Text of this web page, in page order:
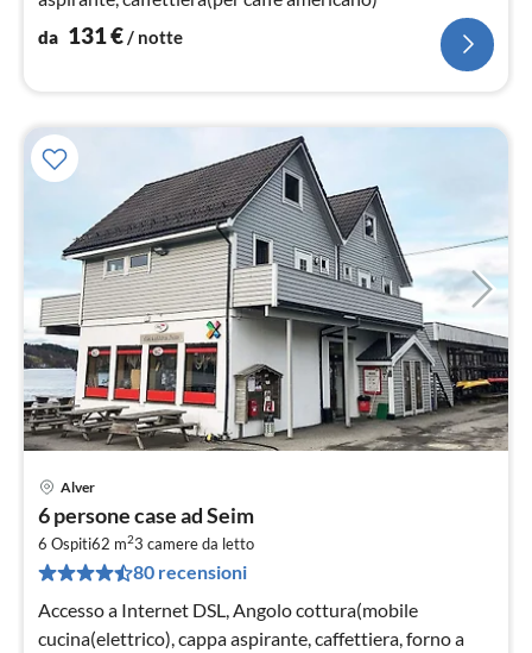
da 131€/ notte
Alver
6 persone case ad Seim
6 Ospiti62 m23 camere da letto
80 recensioni
Accesso a Internet DSL, Angolo cottura(mobile
cucina(elettrico), cappa aspirante, caffettiera, forno a